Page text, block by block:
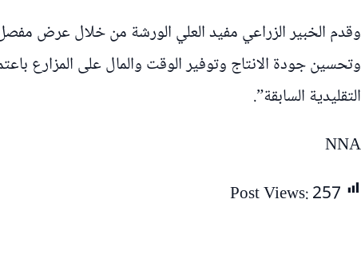
وقدم الخبير الزراعي مفيد العلي الورشة من خلال عرض
وتحسين جودة الانتاج وتوفير الوقت والمال على المزارع
التقليدية السابقة”.
NNA
Post Views:257